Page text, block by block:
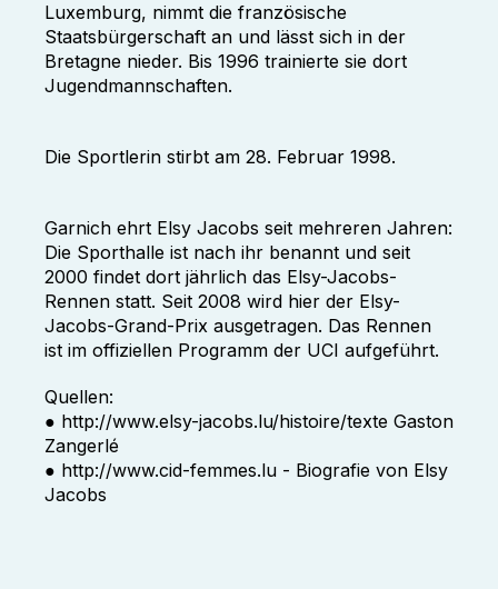
Luxemburg, nimmt die französische
Staatsbürgerschaft an und lässt sich in der
Bretagne nieder. Bis 1996 trainierte sie dort
Jugendmannschaften.
Die Sportlerin stirbt am 28. Februar 1998.
Garnich ehrt Elsy Jacobs seit mehreren Jahren:
Die Sporthalle ist nach ihr benannt und seit
2000 findet dort jährlich das Elsy-Jacobs-
Rennen statt. Seit 2008 wird hier der Elsy-
Jacobs-Grand-Prix ausgetragen. Das Rennen
ist im offiziellen Programm der UCI aufgeführt.
Quellen:
● http://www.elsy-jacobs.lu/histoire/texte Gaston
Zangerlé
● http://www.cid-femmes.lu - Biografie von Elsy
Jacobs